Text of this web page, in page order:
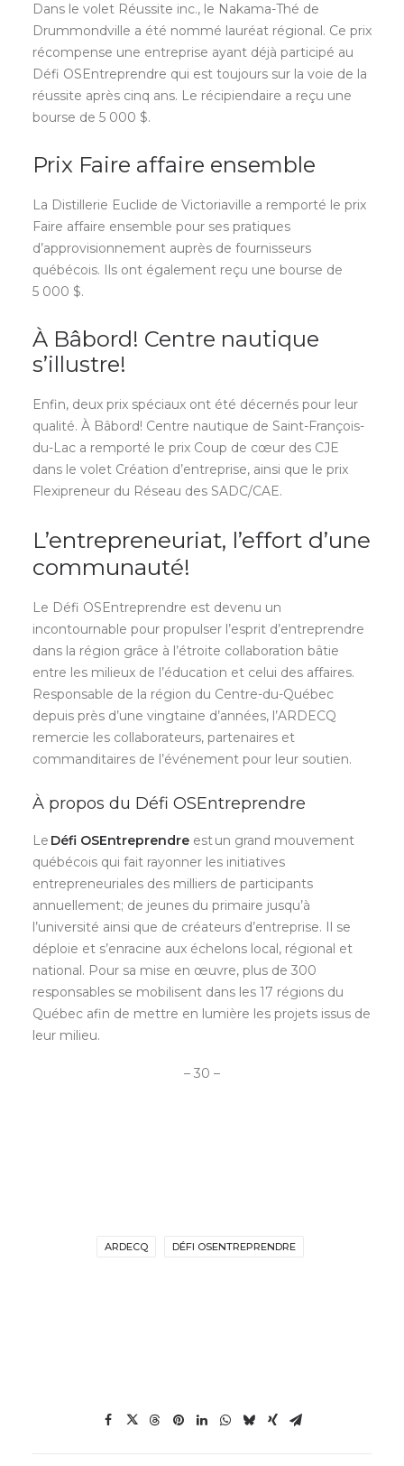
Dans le volet Réussite inc., le Nakama-Thé de
Drummondville a été nommé lauréat régional. Ce prix
récompense une entreprise ayant déjà participé au
Défi OSEntreprendre qui est toujours sur la voie de la
réussite après cinq ans. Le récipiendaire a reçu une
bourse de 5 000 $.
Prix Faire affaire ensemble
La Distillerie Euclide de Victoriaville a remporté le prix
Faire affaire ensemble pour ses pratiques
d’approvisionnement auprès de fournisseurs
québécois. Ils ont également reçu une bourse de
5 000 $.
À Bâbord! Centre nautique
s’illustre!
Enfin, deux prix spéciaux ont été décernés pour leur
qualité. À Bâbord! Centre nautique de Saint-François-
du-Lac a remporté le prix Coup de cœur des CJE
dans le volet Création d’entreprise, ainsi que le prix
Flexipreneur du Réseau des SADC/CAE.
L’entrepreneuriat, l’effort d’une
communauté!
Le Défi OSEntreprendre est devenu un
incontournable pour propulser l’esprit d’entreprendre
dans la région grâce à l’étroite collaboration bâtie
entre les milieux de l’éducation et celui des affaires.
Responsable de la région du Centre-du-Québec
depuis près d’une vingtaine d’années, l’ARDECQ
remercie les collaborateurs, partenaires et
commanditaires de l’événement pour leur soutien.
À propos du Défi OSEntreprendre
Le Défi OSEntreprendre est un grand mouvement
québécois qui fait rayonner les initiatives
entrepreneuriales des milliers de participants
annuellement; de jeunes du primaire jusqu’à
l’université ainsi que de créateurs d’entreprise. Il se
déploie et s’enracine aux échelons local, régional et
national. Pour sa mise en œuvre, plus de 300
responsables se mobilisent dans les 17 régions du
Québec afin de mettre en lumière les projets issus de
leur milieu.
– 30 –
ARDECQ DÉFI OSENTREPRENDRE